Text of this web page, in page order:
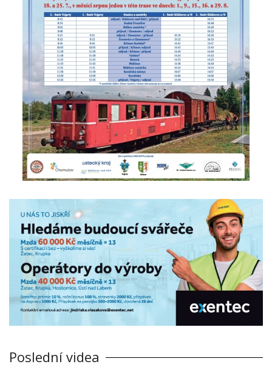
Poslední videa